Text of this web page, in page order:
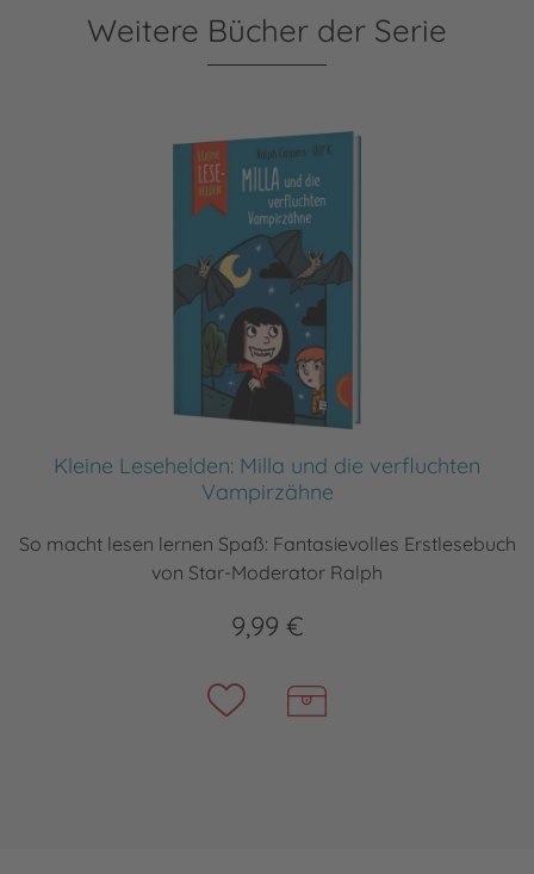
Weitere Bücher der Serie
Kleine Lesehelden: Milla und die verfluchten
Vampirzähne
So macht lesen lernen Spaß: Fantasievolles Erstlesebuch
von Star-Moderator Ralph
9,99 €